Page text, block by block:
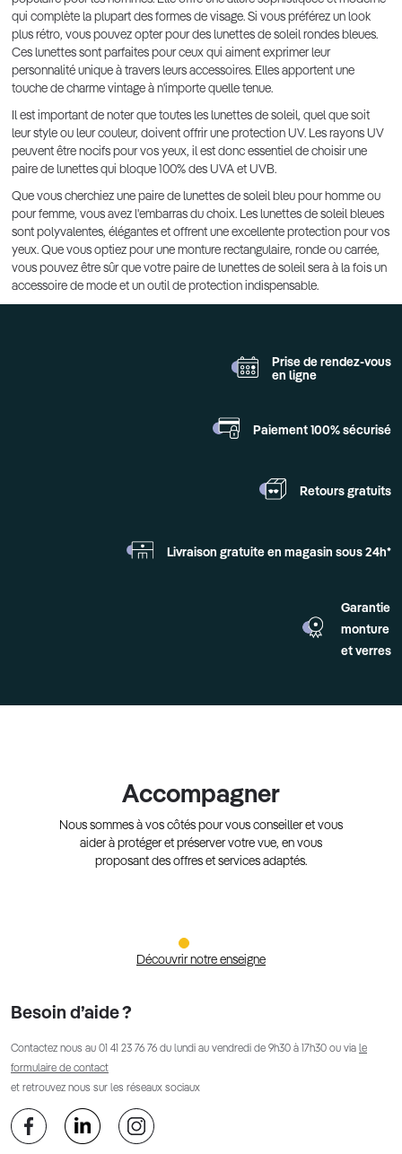
qui complète la plupart des formes de visage. Si vous préférez un look
plus rétro, vous pouvez opter pour des lunettes de soleil rondes bleues.
Ces lunettes sont parfaites pour ceux qui aiment exprimer leur
personnalité unique à travers leurs accessoires. Elles apportent une
touche de charme vintage à n'importe quelle tenue.
Il est important de noter que toutes les lunettes de soleil, quel que soit
leur style ou leur couleur, doivent offrir une protection UV. Les rayons UV
peuvent être nocifs pour vos yeux, il est donc essentiel de choisir une
paire de lunettes qui bloque 100% des UVA et UVB.
Que vous cherchiez une paire de lunettes de soleil bleu pour homme ou
pour femme, vous avez l'embarras du choix. Les lunettes de soleil bleues
sont polyvalentes, élégantes et offrent une excellente protection pour vos
yeux. Que vous optiez pour une monture rectangulaire, ronde ou carrée,
vous pouvez être sûr que votre paire de lunettes de soleil sera à la fois un
accessoire de mode et un outil de protection indispensable.
Prise de rendez-vous
en ligne
Paiement 100% sécurisé
Retours gratuits
Livraison gratuite en magasin sous 24h*
Garantie
monture
et verres
Accompagner
Nous sommes à vos côtés pour vous conseiller et vous
aider à protéger et préserver votre vue, en vous
proposant des offres et services adaptés.
Découvrir notre enseigne
Besoin d’aide ?
Contactez nous au 01 41 23 76 76 du lundi au vendredi de 9h30 à 17h30 ou via le
formulaire de contact
et retrouvez nous sur les réseaux sociaux